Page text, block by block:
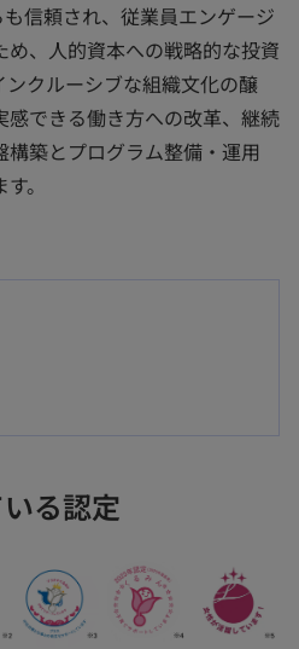
信頼され、従業員エンゲージ
め、人的資本への戦略的な投資
クルーシブな組織文化の醸
できる働き方への改革、継続
築とプログラム整備・運用
。
る認定